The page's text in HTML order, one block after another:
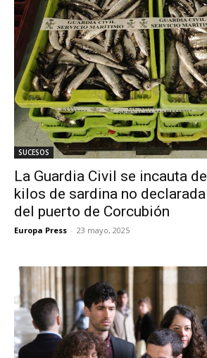
SUCESOS
La Guardia Civil se incauta
kilos de sardina no
del puerto de Corcubión
Europa Press - 23 mayo, 2025